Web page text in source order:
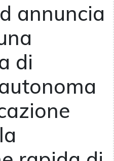
annuncia
di